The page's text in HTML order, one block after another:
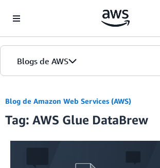
Blogs de AWS
Inicio
Ediciones
Blog de Amazon Web Services (AWS)
Tag: AWS Glue DataBrew